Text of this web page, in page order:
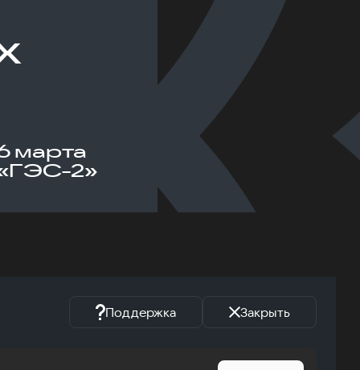
марта
2»
Поддержка Закрыть